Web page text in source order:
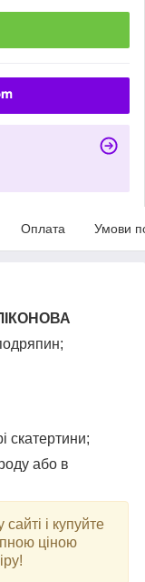
Оплата Умови
скатертини;
або в
і купуйте
ціною